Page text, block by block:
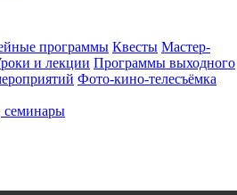
программы Квесты Мастер-
и лекции Программы выходного
Фото-кино-телесъёмка
семинары